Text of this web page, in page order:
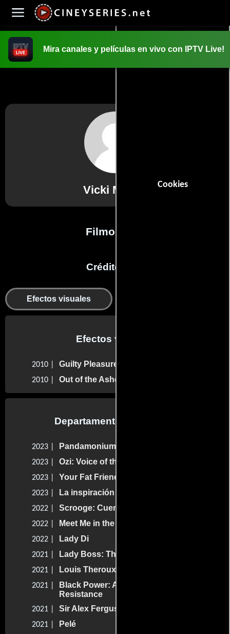
Cookies
Mira canales y películas en vivo con IPTV Live!
Vicki Matich
Filmografía
Créditos en:
Efectos visuales
Efectos visuales
2010 | Guilty Pleasures
2010 | Out of the Ashes
Departamento de editorial
2023 | Pandamonium
2023 | Ozi: Voice of the Forest
2023 | Your Fat Friend
2023 | La inspiración más profunda
2022 | Scrooge: Cuento de Navidad
2022 | Meet Me in the Bathroom
2022 | Lady Di
2021 | Lady Boss: The Jackie Collins Story
2021 | Louis Theroux: Shooting Joe Exotic
2021 |
Black Power: A British Story of
Resistance
2021 | Sir Alex Ferguson: Never Give In
2021 | Pelé